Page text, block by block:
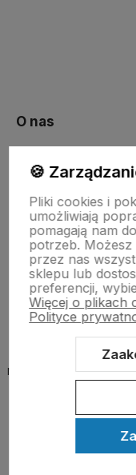
O nas
Obsługa klienta
Pomoc
Moje konto
Nazwa organu
🍪
Pliki cookies i
umożliwiają
pomagają nam
potrzeb.
przez nas
sklepu lub
preferencji,
Więcej o plikach
Polityce